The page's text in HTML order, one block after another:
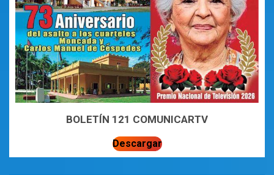
BOLETÍN 121 COMUNICARTV
Descargar